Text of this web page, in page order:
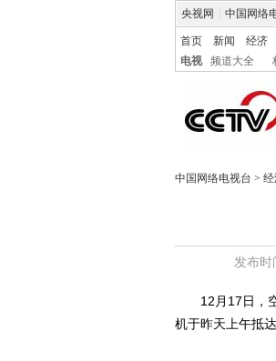
央视网 中国网络
首页 新闻 经济
电视
频道大全
中国网络电视台 > 经
发布
12月17日，空
机于昨天上午抵